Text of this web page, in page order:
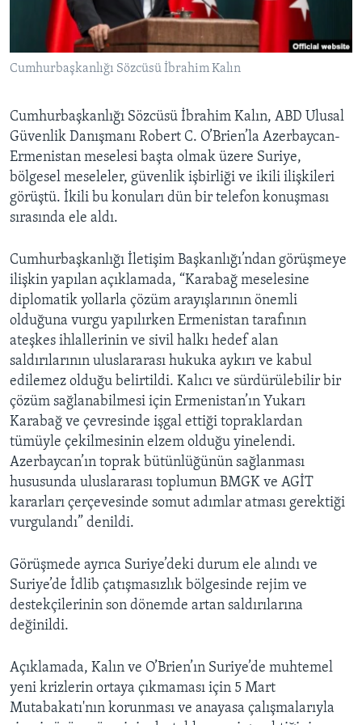
HAYATTAN
SANAT
BIZI TAKIP EDIN
Cumhurbaşkanlığı Sözcüsü İbrahim Kalın
Cumhurbaşkanlığı Sözcüsü İbrahim Kalın, ABD Ulusal
Güvenlik Danışmanı Robert C. O’Brien’la Azerbaycan-
Ermenistan meselesi başta olmak üzere Suriye,
bölgesel meseleler, güvenlik işbirliği ve ikili ilişkileri
görüştü. İkili bu konuları dün bir telefon konuşması
sırasında ele aldı.
Cumhurbaşkanlığı İletişim Başkanlığı’ndan görüşmeye
ilişkin yapılan açıklamada, “Karabağ meselesine
diplomatik yollarla çözüm arayışlarının önemli
olduğuna vurgu yapılırken Ermenistan tarafının
ateşkes ihlallerinin ve sivil halkı hedef alan
saldırılarının uluslararası hukuka aykırı ve kabul
edilemez olduğu belirtildi. Kalıcı ve sürdürülebilir bir
çözüm sağlanabilmesi için Ermenistan’ın Yukarı
Karabağ ve çevresinde işgal ettiği topraklardan
tümüyle çekilmesinin elzem olduğu yinelendi.
Azerbaycan’ın toprak bütünlüğünün sağlanması
hususunda uluslararası toplumun BMGK ve AGİT
kararları çerçevesinde somut adımlar atması gerektiği
vurgulandı” denildi.
Görüşmede ayrıca Suriye’deki durum ele alındı ve
Suriye’de İdlib çatışmasızlık bölgesinde rejim ve
destekçilerinin son dönemde artan saldırılarına
değinildi.
Açıklamada, Kalın ve O’Brien’ın Suriye’de muhtemel
yeni krizlerin ortaya çıkmaması için 5 Mart
Mutabakatı'nın korunması ve anayasa çalışmalarıyla